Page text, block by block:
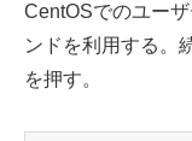
CentOSでのユー
ンドを利用する。
を押す。